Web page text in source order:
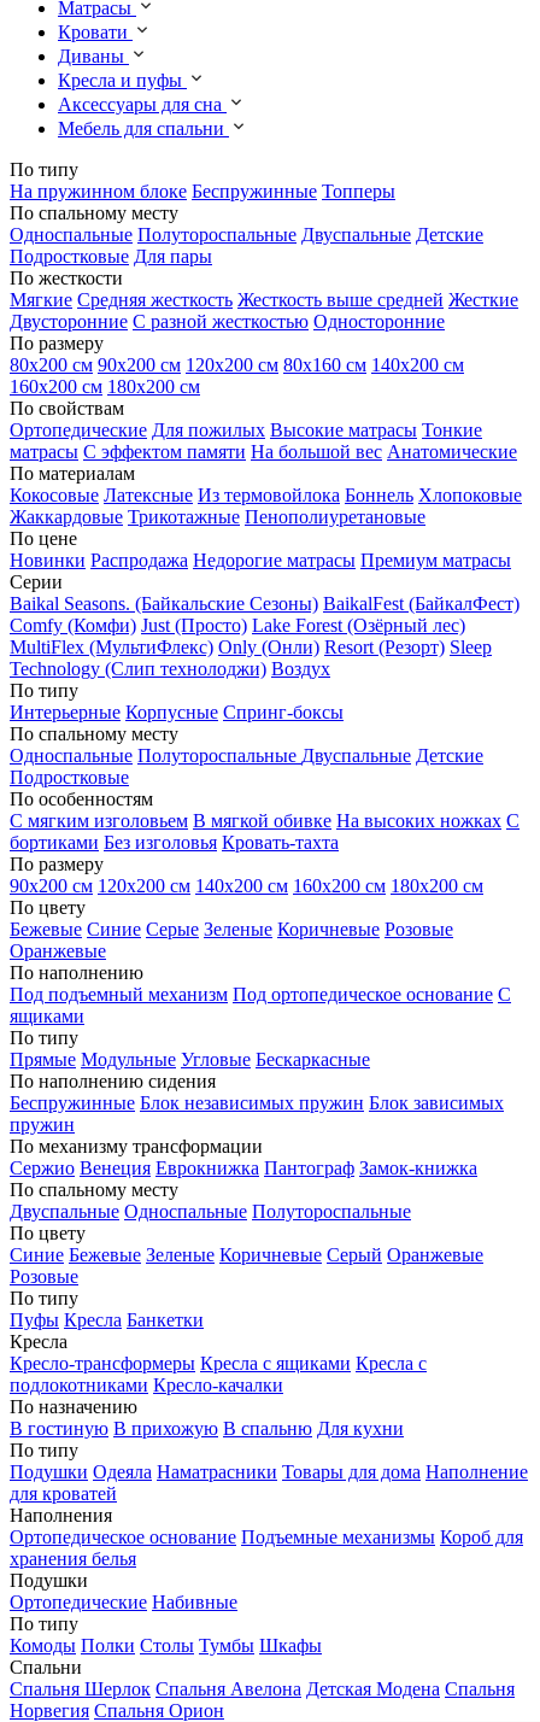
Матрасы
Кровати
Диваны
Кресла и пуфы
Аксессуары для сна
Мебель для спальни
По типу
На пружинном блоке Беспружинные Топперы
По спальному месту
Односпальные Полутороспальные Двуспальные Детские
Подростковые Для пары
По жесткости
Мягкие Средняя жесткость Жесткость выше средней Жесткие
Двусторонние С разной жесткостью Односторонние
По размеру
80х200 см 90х200 см 120х200 см 80х160 см 140х200 см
160х200 см 180х200 см
По свойствам
Ортопедические Для пожилых Высокие матрасы Тонкие
матрасы С эффектом памяти На большой вес Анатомические
По материалам
Кокосовые Латексные Из термовойлока Боннель Хлопоковые
Жаккардовые Трикотажные Пенополиуретановые
По цене
Новинки Распродажа Недорогие матрасы Премиум матрасы
Серии
Baikal Seasons. (Байкальские Сезоны) BaikalFest (БайкалФест)
Comfy (Комфи) Just (Просто) Lake Forest (Озёрный лес)
MultiFlex (МультиФлекс) Only (Онли) Resort (Резорт) Sleep
Technology (Слип технолоджи) Воздух
По типу
Интерьерные Корпусные Спринг-боксы
По спальному месту
Односпальные Полутороспальные Двуспальные Детские
Подростковые
По особенностям
С мягким изголовьем В мягкой обивке На высоких ножках С
бортиками Без изголовья Кровать-тахта
По размеру
90х200 см 120х200 см 140х200 см 160х200 см 180х200 см
По цвету
Бежевые Синие Серые Зеленые Коричневые Розовые
Оранжевые
По наполнению
Под подъемный механизм Под ортопедическое основание С
ящиками
По типу
Прямые Модульные Угловые Бескаркасные
По наполнению сидения
Беспружинные Блок независимых пружин Блок зависимых
пружин
По механизму трансформации
Сержио Венеция Еврокнижка Пантограф Замок-книжка
По спальному месту
Двуспальные Односпальные Полутороспальные
По цвету
Синие Бежевые Зеленые Коричневые Серый Оранжевые
Розовые
По типу
Пуфы Кресла Банкетки
Кресла
Кресло-трансформеры Кресла с ящиками Кресла с
подлокотниками Кресло-качалки
По назначению
В гостиную В прихожую В спальню Для кухни
По типу
Подушки Одеяла Наматрасники Товары для дома Наполнение
для кроватей
Наполнения
Ортопедическое основание Подъемные механизмы Короб для
хранения белья
Подушки
Ортопедические Набивные
По типу
Комоды Полки Столы Тумбы Шкафы
Спальни
Спальня Шерлок Спальня Авелона Детская Модена Спальня
Норвегия Спальня Орион